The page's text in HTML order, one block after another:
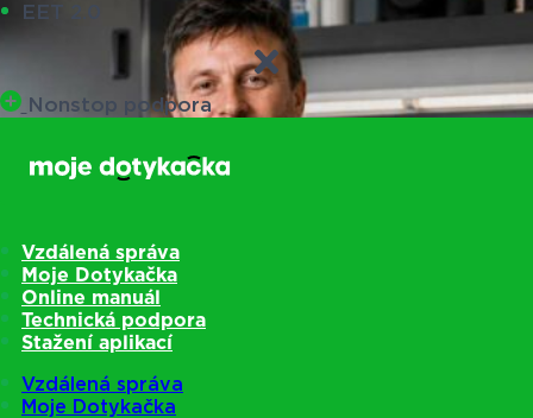
EET 2.0
Nonstop podpora
Vzdálená správa
Moje Dotykačka
Online manuál
Technická podpora
Stažení aplikací
Vzdálená správa
Moje Dotykačka